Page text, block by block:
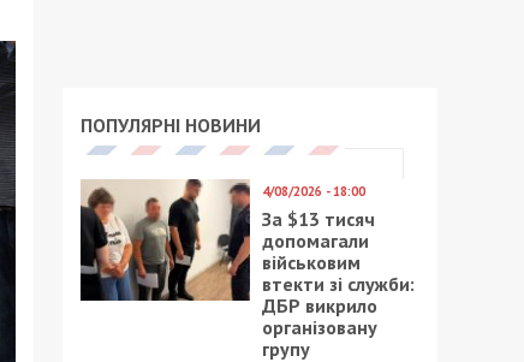
ПОПУЛЯРНІ НОВИНИ
4/08/2026 - 18:00
За $13 тисяч
допомагали
військовим
втекти зі служби:
ДБР викрило
організовану
групу